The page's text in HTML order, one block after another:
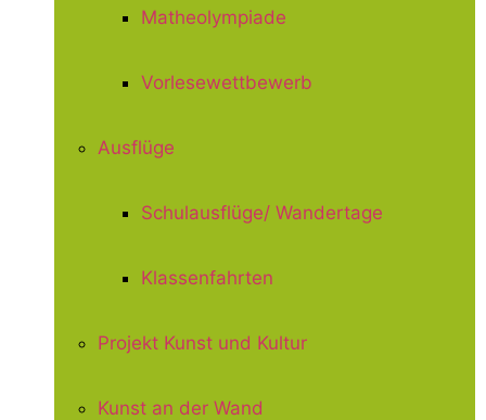
Matheolympiade
Vorlesewettbewerb
Ausflüge
Schulausflüge/ Wandertage
Klassenfahrten
Projekt Kunst und Kultur
Kunst an der Wand